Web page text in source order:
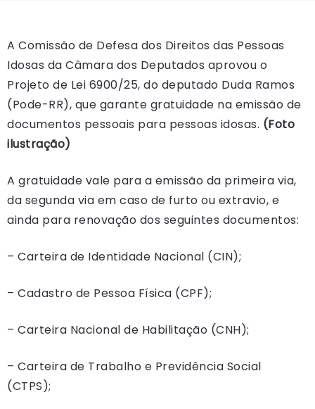
A Comissão de Defesa dos Direitos das Pessoas
Idosas da Câmara dos Deputados aprovou o
Projeto de Lei 6900/25, do deputado Duda Ramos
(Pode-RR), que garante gratuidade na emissão de
documentos pessoais para pessoas idosas. (Foto
ilustração)
A gratuidade vale para a emissão da primeira via,
da segunda via em caso de furto ou extravio, e
ainda para renovação dos seguintes documentos:
– Carteira de Identidade Nacional (CIN);
– Cadastro de Pessoa Física (CPF);
– Carteira Nacional de Habilitação (CNH);
– Carteira de Trabalho e Previdência Social
(CTPS);